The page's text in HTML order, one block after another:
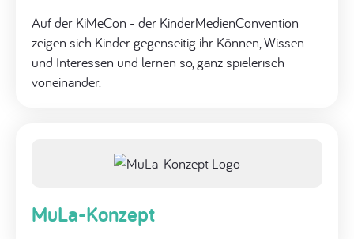
Auf der KiMeCon - der KinderMedienConvention
zeigen sich Kinder gegenseitig ihr Können, Wissen
und Interessen und lernen so, ganz spielerisch
voneinander.
MuLa-Konzept